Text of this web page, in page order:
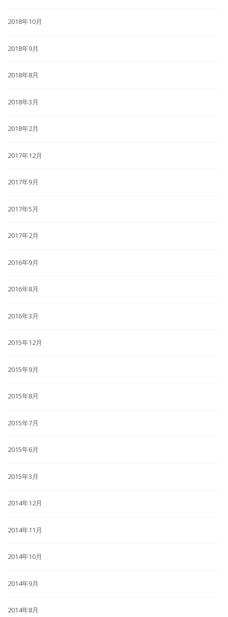
2018年10月
2018年9月
2018年8月
2018年3月
2018年2月
2017年12月
2017年9月
2017年5月
2017年2月
2016年9月
2016年8月
2016年3月
2015年12月
2015年9月
2015年8月
2015年7月
2015年6月
2015年3月
2014年12月
2014年11月
2014年10月
2014年9月
2014年8月